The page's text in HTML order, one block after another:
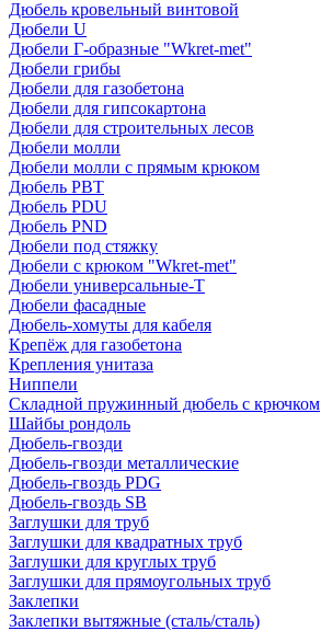
Дюбель кровельный винтовой
Дюбели U
Дюбели Г-образные "Wkret-met"
Дюбели грибы
Дюбели для газобетона
Дюбели для гипсокартона
Дюбели для строительных лесов
Дюбели молли
Дюбели молли с прямым крюком
Дюбель PBT
Дюбель PDU
Дюбель PND
Дюбели под стяжку
Дюбели с крюком "Wkret-met"
Дюбели универсальные-Т
Дюбели фасадные
Дюбель-хомуты для кабеля
Крепёж для газобетона
Крепления унитаза
Ниппели
Складной пружинный дюбель с крючком
Шайбы рондоль
Дюбель-гвозди
Дюбель-гвозди металлические
Дюбель-гвоздь PDG
Дюбель-гвоздь SB
Заглушки для труб
Заглушки для квадратных труб
Заглушки для круглых труб
Заглушки для прямоугольных труб
Заклепки
Заклепки вытяжные (сталь/сталь)